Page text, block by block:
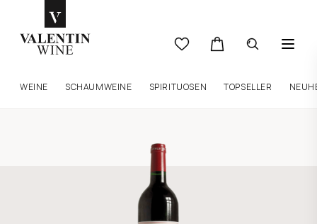
WEINE SCHAUMWEINE SPIRITUOSEN TOPSELLER